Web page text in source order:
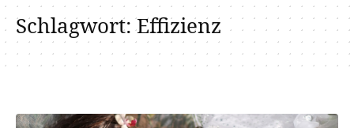
Schlagwort:Effizienz